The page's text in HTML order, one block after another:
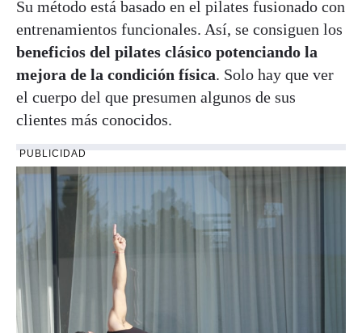
Su método está basado en el pilates fusionado con
entrenamientos funcionales. Así, se consiguen los
beneficios del pilates clásico potenciando la
mejora de la condición física. Solo hay que ver
el cuerpo del que presumen algunos de sus
clientes más conocidos.
PUBLICIDAD